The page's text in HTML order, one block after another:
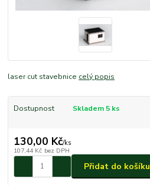
laser cut stavebnice celý popis
Dostupnost Skladem 5 ks
130,00 Kč/ks
107,44 Kč bez DPH
Přidat do košíku